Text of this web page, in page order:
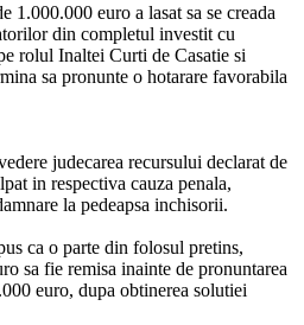
1.000.000 euro a lasat sa se creada
din completul investit cu
rolul Inaltei Curti de Casatie si
sa pronunte o hotarare favorabila
judecarea recursului declarat de
in respectiva cauza penala,
la pedeapsa inchisorii.
ca o parte din folosul pretins,
sa fie remisa inainte de pronuntarea
euro, dupa obtinerea solutiei